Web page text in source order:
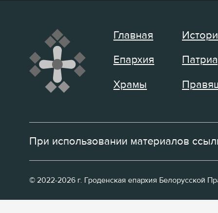
Главная
Епархия
Храмы
При использовании материалов
© 2022-2026 г. Гроденская епархия Белорусской